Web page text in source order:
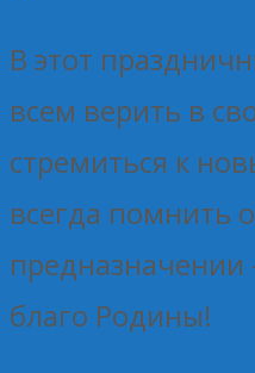
В этот
всем верить в
стремиться к
всегда помнить
благо Родины!